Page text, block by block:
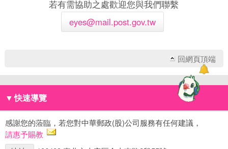
若有需協助之處歡迎您與我們聯繫
eyes@mail.post.gov.tw
回網頁頂端
▼ 快速導覽
感謝您的蒞臨，若您對中華郵政(股)公司服務有任何建議，
請惠予賜教